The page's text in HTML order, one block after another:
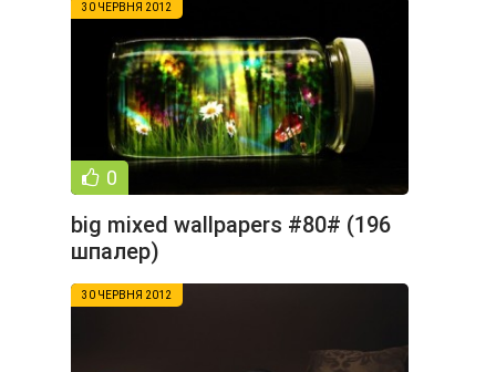
30 ЧЕРВНЯ 2012
0
big mixed wallpapers #80# (196
шпалер)
30 ЧЕРВНЯ 2012